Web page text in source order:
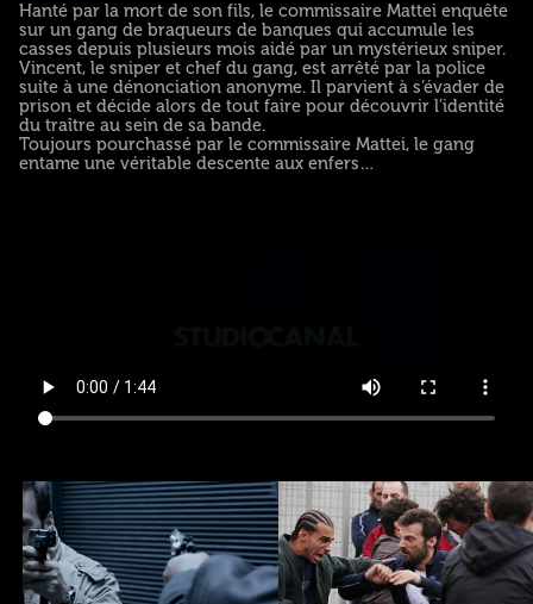
Hanté par la mort de son fils, le commissaire Mattei enquête
sur un gang de braqueurs de banques qui accumule les
casses depuis plusieurs mois aidé par un mystérieux sniper.
Vincent, le sniper et chef du gang, est arrêté par la police
suite à une dénonciation anonyme. Il parvient à s’évader de
prison et décide alors de tout faire pour découvrir l’identité
du traître au sein de sa bande.
Toujours pourchassé par le commissaire Mattei, le gang
entame une véritable descente aux enfers…